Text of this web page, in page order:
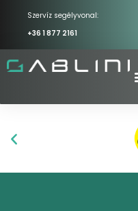
Szervíz segélyvonal:
+36 1 877 2161